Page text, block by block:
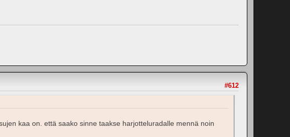
#612
kaa on. että saako sinne taakse harjotteluradalle mennä noin